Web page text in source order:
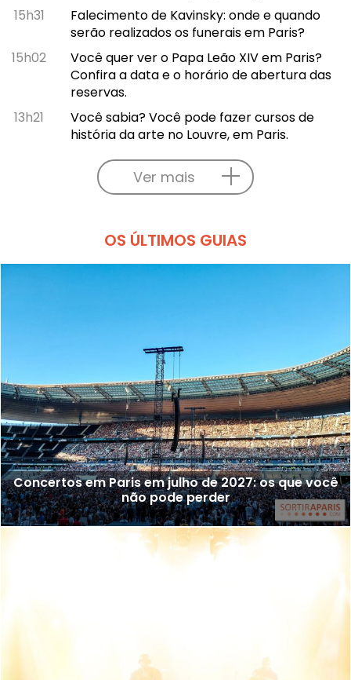
15h31
Falecimento de Kavinsky: onde e quando
serão realizados os funerais em Paris?
15h02
Você quer ver o Papa Leão XIV em Paris?
Confira a data e o horário de abertura das
reservas.
13h21
Você sabia? Você pode fazer cursos de
história da arte no Louvre, em Paris.
Ver mais
OS ÚLTIMOS GUIAS
Concertos em Paris em julho de 2027: os que você
não pode perder